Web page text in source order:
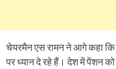
चेयरमैन एस रामन ने आगे कहा कि
पर ध्यान दे रहे हैं। देश में पेंशन